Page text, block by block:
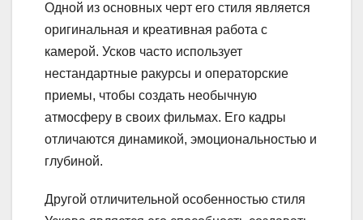
Одной из основных черт его стиля является
оригинальная и креативная работа с
камерой. Усков часто использует
нестандартные ракурсы и операторские
приемы, чтобы создать необычную
атмосферу в своих фильмах. Его кадры
отличаются динамикой, эмоциональностью и
глубиной.
Другой отличительной особенностью стиля